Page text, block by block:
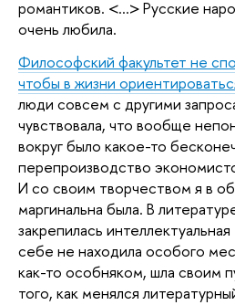
романтиков. <...> Русские
очень любила.
Философский факультет не
чтобы в жизни
люди совсем с другими
чувствовала, что вообще
вокруг было какое-то
перепроизводство
И со своим творчеством я в
маргинальна была. В
закрепилась
себе не находила особого
как-то особняком, шла своим
того, как менялся